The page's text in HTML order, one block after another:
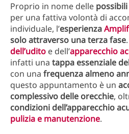
Proprio in nome delle possibili
per una fattiva volontà di
individuale, l’esperienza
solo attraverso una terza fase
dell’udito e dell’apparecchio
infatti una tappa essenziale
con una frequenza almeno
questo appuntamento è un
complessivo delle orecchie,
condizioni dell’apparecchio
pulizia e manutenzione.